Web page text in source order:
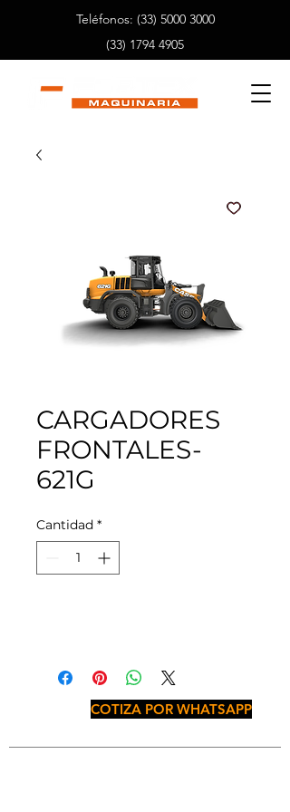
Teléfonos: (33) 5000 3000
(33) 1794 4905
CARGADORES
FRONTALES-
621G
Cantidad *
COTIZA POR WHATSAPP